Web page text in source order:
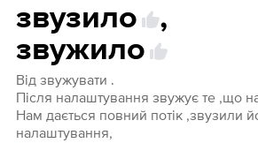
звузило
,
звужило
Від звужувати .
Після налаштування звужує те ,що
Нам дається повний потік ,звузили
налаштування,